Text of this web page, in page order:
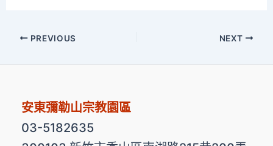
PREVIOUS NEXT
安東彌勒山宗教園區
03-5182635